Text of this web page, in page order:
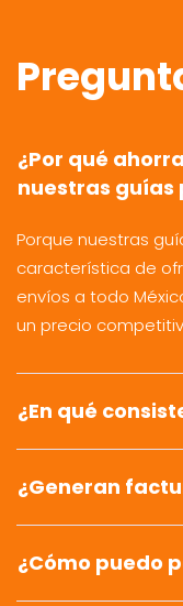
¿Por qué
nuestras guías
Porque nuestras
característica de
envíos a todo
un precio
¿En qué
¿Generan
¿Cómo puedo